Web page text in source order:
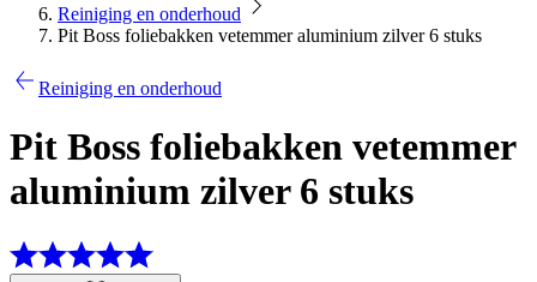
Reiniging en onderhoud
Pit Boss foliebakken vetemmer aluminium zilver 6 stuks
Reiniging en onderhoud
Pit Boss foliebakken vetemmer
aluminium zilver 6 stuks